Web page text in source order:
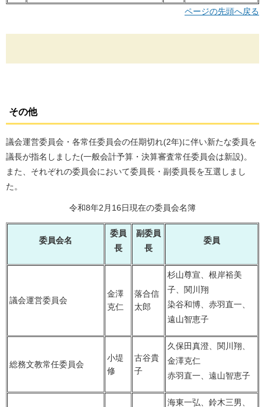
ページの先頭へ戻る
その他
議会運営委員会・各常任委員会の任期切れ(2年)に伴い新たな委員を
議長が指名しました(一般会計予算・決算審査常任委員会は新設)。
また、それぞれの委員会において委員長・副委員長を互選しまし
た。
令和8年2月16日現在の委員会名簿
委員会名
委員
長
副委員
長
委員
議会運営委員会
金澤
克仁
落合信
太郎
杉山尊宣、根岸裕美
子、関川翔
染谷和博、赤羽直一、
遠山智恵子
総務文教常任委員会
小堤
修
古谷貴
子
久保田真澄、関川翔、
金澤克仁
赤羽直一、遠山智恵子
海東一弘、鈴木三男、